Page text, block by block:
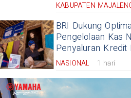
KABUPATEN
BRI Dukung
Pengelolaan Kas
Penyaluran Kredit
NASIONAL 1 hari